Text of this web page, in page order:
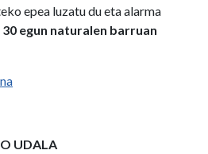
epea luzatu du eta alarma
30 egun naturalen barruan
UDALA